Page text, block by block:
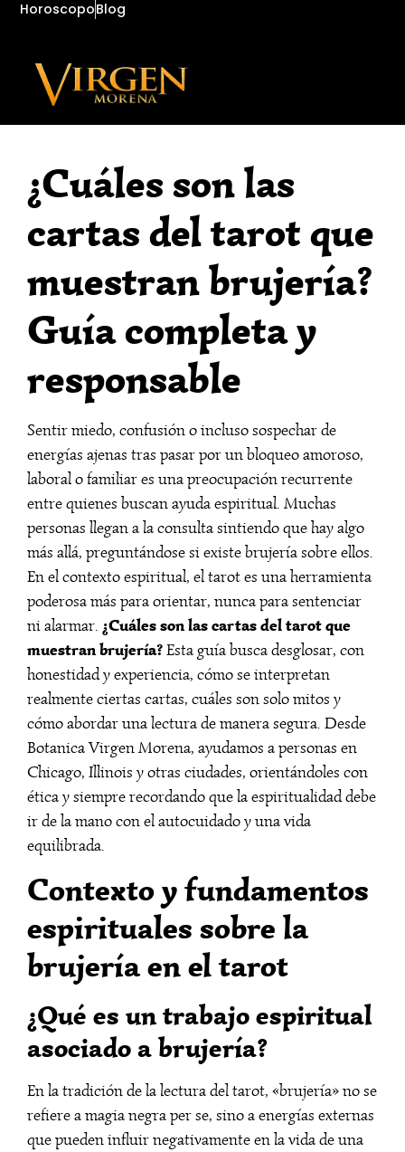
HoroscopoBlog
¿Cuáles son las
cartas del tarot que
muestran brujería?
Guía completa y
responsable
Sentir miedo, confusión o incluso sospechar de
energías ajenas tras pasar por un bloqueo amoroso,
laboral o familiar es una preocupación recurrente
entre quienes buscan ayuda espiritual. Muchas
personas llegan a la consulta sintiendo que hay algo
más allá, preguntándose si existe brujería sobre ellos.
En el contexto espiritual, el tarot es una herramienta
poderosa más para orientar, nunca para sentenciar
ni alarmar. ¿Cuáles son las cartas del tarot que
muestran brujería?Esta guía busca desglosar, con
honestidad y experiencia, cómo se interpretan
realmente ciertas cartas, cuáles son solo mitos y
cómo abordar una lectura de manera segura. Desde
Botanica Virgen Morena, ayudamos a personas en
Chicago, Illinois y otras ciudades, orientándoles con
ética y siempre recordando que la espiritualidad debe
ir de la mano con el autocuidado y una vida
equilibrada.
Contexto y fundamentos
espirituales sobre la
brujería en el tarot
¿Qué es un trabajo espiritual
asociado a brujería?
En la tradición de la lectura del tarot, «brujería» no se
refiere a magia negra per se, sino a energías externas
que pueden influir negativamente en la vida de una